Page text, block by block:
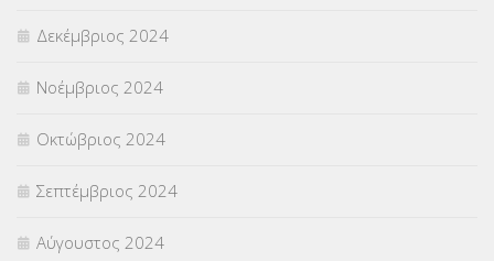
Δεκέμβριος 2024
Νοέμβριος 2024
Οκτώβριος 2024
Σεπτέμβριος 2024
Αύγουστος 2024